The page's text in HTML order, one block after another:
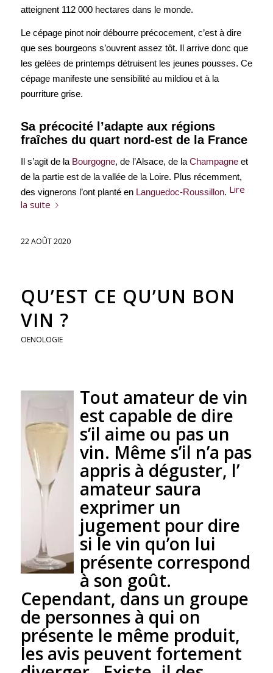
atteignent 112 000 hectares dans le monde.
Le cépage pinot noir débourre précocement, c’est à dire
que ses bourgeons s’ouvrent assez tôt. Il arrive donc que
les gelées de printemps détruisent les jeunes pousses. Ce
cépage manifeste une sensibilité au mildiou et à la
pourriture grise.
Sa précocité l’adapte aux régions
fraîches du quart nord-est de la France
Il s’agit de la Bourgogne, de l’Alsace, de laChampagneet
de la partie est de la vallée de la Loire. Plus récemment,
des vignerons l’ont planté enLanguedoc-Roussillon. Lire
la suite
22 AOÛT 2020
QU’EST CE QU’UN BON
VIN ?
OENOLOGIE
Tout amateur de vin
est capable de dire
s’il aime ou pas un
vin. Même s’il n’a pas
appris à déguster, l’
amateur saura
exprimer un
jugement pour dire
si le vin qu’on lui
présente correspond
à son goût.
Cependant, dans un groupe
de personnes à qui on
présente le même produit,
les avis peuvent fortement